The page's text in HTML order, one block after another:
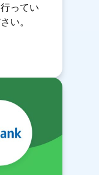
ってい
い。